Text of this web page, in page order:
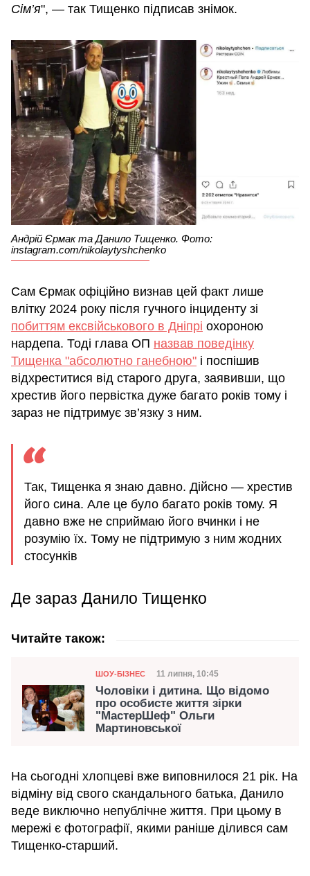
Сім’я", — так Тищенко підписав знімок.
Андрій Єрмак та Данило Тищенко. Фото:
instagram.com/nikolaytyshchenko
Сам Єрмак офіційно визнав цей факт лише
влітку 2024 року після гучного інциденту зі
побиттям ексвійськового в Дніпрі охороною
нардепа. Тоді глава ОП назвав поведінку
Тищенка "абсолютно ганебною" і поспішив
відхреститися від старого друга, заявивши, що
хрестив його первістка дуже багато років тому і
зараз не підтримує зв’язку з ним.
Так, Тищенка я знаю давно. Дійсно — хрестив
його сина. Але це було багато років тому. Я
давно вже не сприймаю його вчинки і не
розумію їх. Тому не підтримую з ним жодних
стосунків
Де зараз Данило Тищенко
Читайте також:
Категорія
ШОУ-БІЗНЕС Дата публікації
11 липня, 10:45
Чоловіки і дитина. Що відомо
про особисте життя зірки
"МастерШеф" Ольги
Мартиновської
На сьогодні хлопцеві вже виповнилося 21 рік. На
відміну від свого скандального батька, Данило
веде виключно непублічне життя. При цьому в
мережі є фотографії, якими раніше ділився сам
Тищенко-старший.